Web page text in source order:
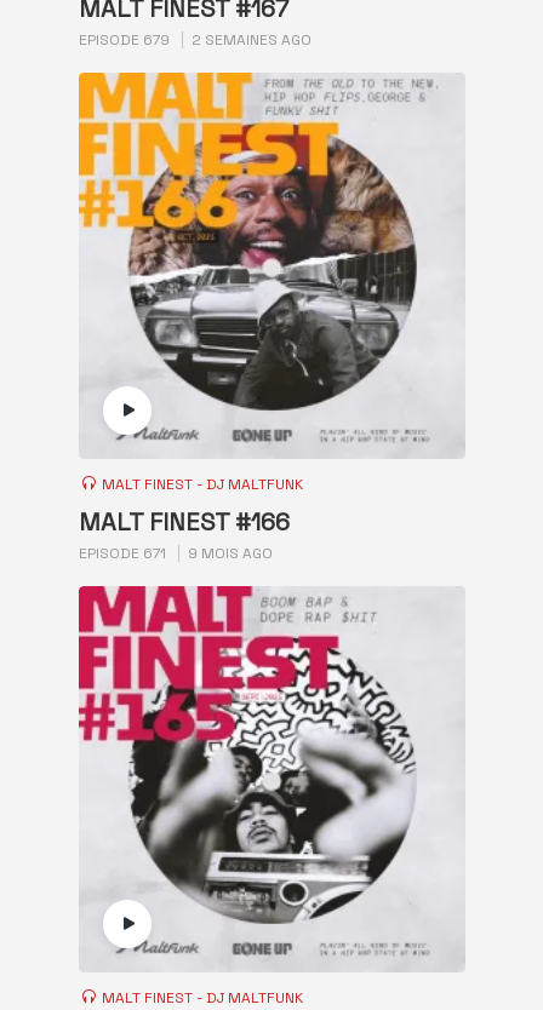
MALT FINEST #167
EPISODE 679 2 SEMAINES AGO
MALT FINEST - DJ MALTFUNK
MALT FINEST #166
EPISODE 671 9 MOIS AGO
MALT FINEST - DJ MALTFUNK